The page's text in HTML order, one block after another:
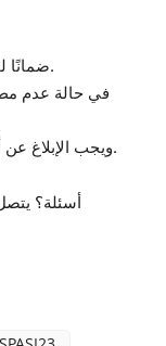
تقدم Topteng ضمانًا لمدة 12 شهرًا من تاريخ التسليم.
في حالة عدم
ويجب الإبلاغ عن أي عدم مطابقة خلال 7 أيام من استلام البضائع.
أسئلة؟